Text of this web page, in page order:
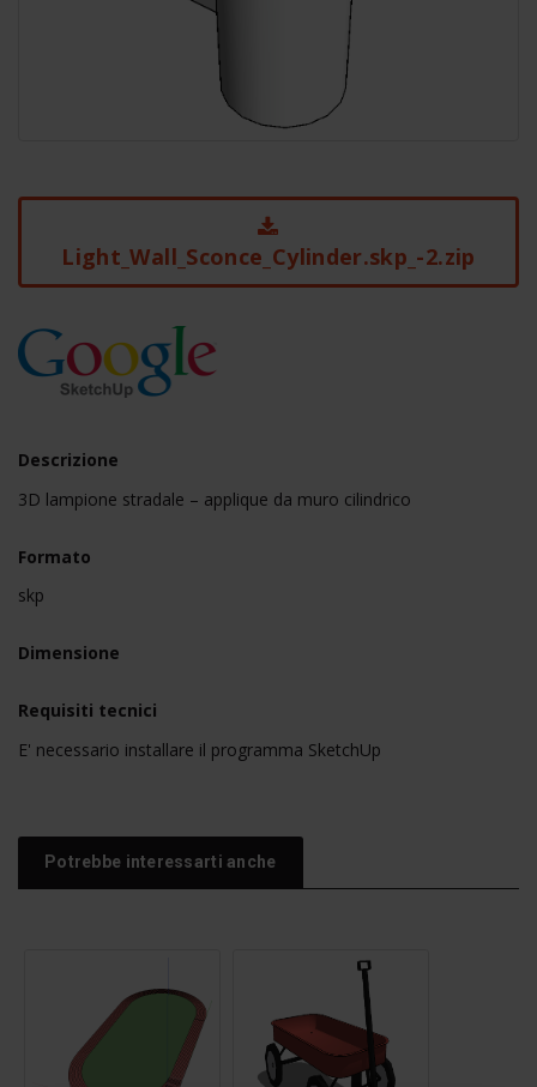
Light_Wall_Sconce_Cylinder.skp_-2.zip
Descrizione
3D lampione stradale – applique da muro cilindrico
Formato
skp
Dimensione
Requisiti tecnici
E' necessario installare il programma SketchUp
Potrebbe interessarti anche